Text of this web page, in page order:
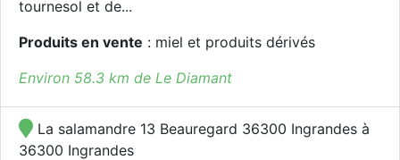
tournesol et de...
Produits en vente : miel et produits dérivés
Environ 58.3 km de Le Diamant
La salamandre 13 Beauregard 36300 Ingrandes à
36300 Ingrandes